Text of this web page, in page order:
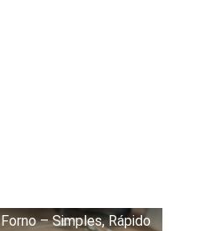
– Simples, Rápido